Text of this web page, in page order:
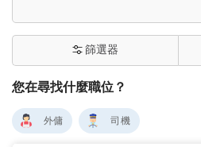
您在尋找什麼職位？
篩選器
外傭 司機